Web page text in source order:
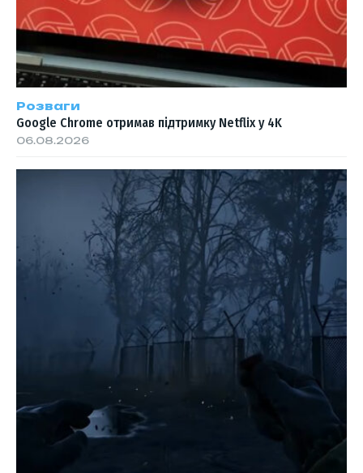
Розваги
Google Chrome отримав підтримку Netflix у 4K
06.08.2026